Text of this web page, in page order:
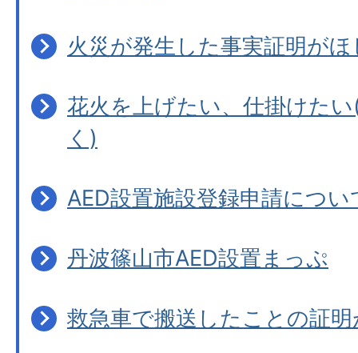
火災が発生した事実証明が
花火を上げたい、仕掛けた
く)
AED設置施設登録申請につい
丹波篠山市AED設置まっぷ
救急車で搬送したことの証